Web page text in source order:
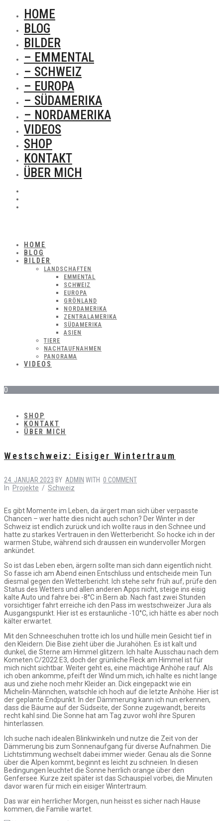
HOME
BLOG
BILDER
– EMMENTAL
– SCHWEIZ
– EUROPA
– SÜDAMERIKA
– NORDAMERIKA
VIDEOS
SHOP
KONTAKT
ÜBER MICH
HOME
BLOG
BILDER
LANDSCHAFTEN
EMMENTAL
SCHWEIZ
EUROPA
GRÖNLAND
NORDAMERIKA
ZENTRALAMERIKA
SÜDAMERIKA
ASIEN
TIERE
NACHTAUFNAHMEN
PANORAMA
VIDEOS
0
SHOP
KONTAKT
ÜBER MICH
Westschweiz: Eisiger Wintertraum
24. JANUAR 2023 BY ADMIN WITH 0 COMMENT
In Projekte / Schweiz
Es gibt Momente im Leben, da ärgert man sich über verpasste
Chancen – wer hatte dies nicht auch schon? Der Winter in der
Schweiz ist endlich zurück und ich wollte raus in den Schnee und
hatte zu starkes Vertrauen in den Wetterbericht. So hocke ich in der
warmen Stube, während sich draussen ein wundervoller Morgen
ankündet.
So ist das Leben eben, ärgern sollte man sich dann eigentlich nicht.
So fasse ich am Abend einen Entschluss und entscheide mein Tun
diesmal gegen den Wetterbericht. Ich stehe sehr früh auf, prüfe den
Status des Wetters und allen anderen Apps nicht, steige ins eisig
kalte Auto und fahre bei -8°C in Bern ab. Nach fast zwei Stunden
vorsichtiger fahrt erreiche ich den Pass im westschweizer Jura als
Ausgangspunkt. Hier ist es erstaunliche -10°C, ich hätte es aber noch
kälter erwartet.
Mit den Schneeschuhen trotte ich los und hülle mein Gesicht tief in
den Kleidern. Die Bise zieht über die Jurahöhen. Es ist kalt und
dunkel, die Sterne am Himmel glitzern. Ich halte Ausschau nach dem
Kometen C/2022 E3, doch der grünliche Fleck am Himmel ist für
mich nicht sichtbar. Weiter geht es, eine mächtige Anhöhe rauf. Als
ich oben ankomme, pfeift der Wind um mich, ich halte es nicht lange
aus und ziehe noch mehr Kleider an. Dick eingepackt wie ein
Michelin-Männchen, watschle ich hoch auf die letzte Anhöhe. Hier ist
der geplante Endpunkt. In der Dämmerung kann ich nun erkennen,
dass die Bäume auf der Südseite, der Sonne zugewandt, bereits
recht kahl sind. Die Sonne hat am Tag zuvor wohl ihre Spuren
hinterlassen.
Ich suche nach idealen Blinkwinkeln und nutze die Zeit von der
Dämmerung bis zum Sonnenaufgang für diverse Aufnahmen. Die
Lichtstimmung wechselt dabei immer wieder. Genau als die Sonne
über die Alpen kommt, beginnt es leicht zu schneien. In diesen
Bedingungen leuchtet die Sonne herrlich orange über den
Genfersee. Kurze zeit später ist das Schauspiel vorbei, die Minuten
davor waren für mich ein eisiger Wintertraum.
Das war ein herrlicher Morgen, nun heisst es sicher nach Hause
kommen, die Familie wartet.